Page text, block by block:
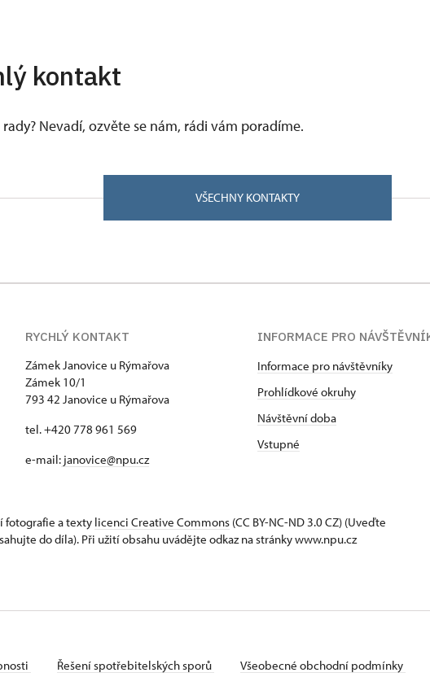
kontakt
rady? Nevadí, ozvěte se nám, rádi vám poradíme.
VŠECHNY KONTAKTY
RYCHLÝ KONTAKT
Zámek Janovice u Rýmařova
Zámek 10/1
793 42 Janovice u Rýmařova
tel. +420 778 961 569
e-mail: janovice@npu.cz
INFORMACE PRO
Informace pro návštěvníky
Prohlídkové okruhy
Návštěvní doba
Vstupné
fotografie a texty licenci Creative Commons (CC BY-NC-ND 3.0 CZ) (Uveďte
do díla). Při užití obsahu uvádějte odkaz na stránky www.npu.cz
Řešení spotřebitelských sporů
Všeobecné obchodní podmínky